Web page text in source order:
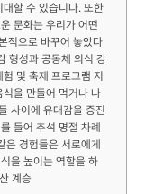
할 수 있습니다. 또한
문화는 우리가 어떤
적으로 바꾸어 놓았다
형성과 공동체 의식 강
및 축제 프로그램 지
을 만들어 먹거나 나
사이에 유대감을 증진
들어 추석 명절 차례
은 경험들은 서로에게
을 높이는 역할을 하
계승